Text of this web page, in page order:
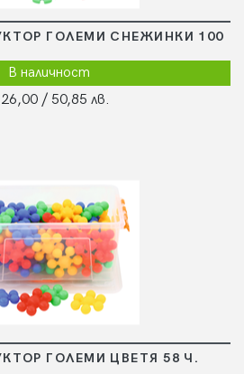
ГОЛЕМИ СНЕЖИНКИ 100
В наличност
/ 50,85 лв.
ГОЛЕМИ ЦВЕТЯ 58 Ч.